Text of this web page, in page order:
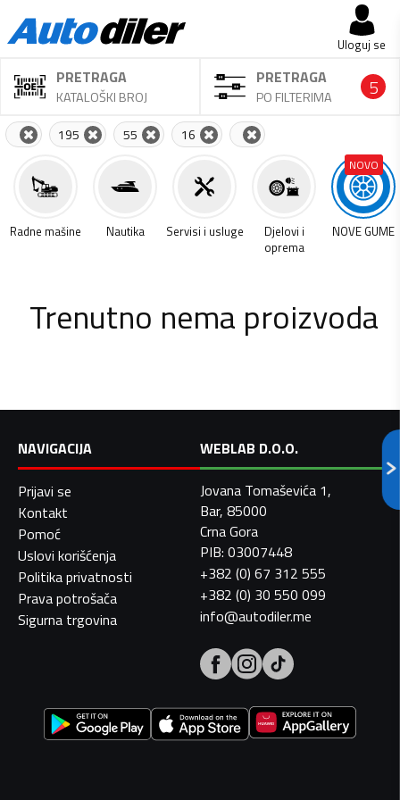
Uloguj se
PRETRAGA
KATALOŠKI BROJ
PRETRAGA
PO FILTERIMA 5
195 55 16
Radne mašine Nautika Servisi i usluge
Djelovi i
oprema
NOVO
NOVE GUME
Trenutno nema proizvoda
NAVIGACIJA
Prijavi se
Kontakt
Pomoć
Uslovi korišćenja
Politika privatnosti
Prava potrošača
Sigurna trgovina
WEBLAB D.O.O.
Jovana Tomaševića 1,
Bar, 85000
Crna Gora
PIB: 03007448
+382 (0) 67 312 555
+382 (0) 30 550 099
info@autodiler.me